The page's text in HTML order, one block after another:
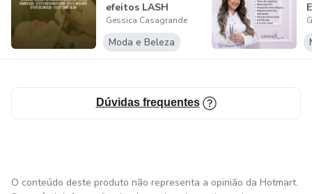
efeitos LASH
DESIGNER
Gessica Casagrande
Moda e Beleza
Dúvidas frequentes
O conteúdo deste produto não representa a opinião da Hotmart.